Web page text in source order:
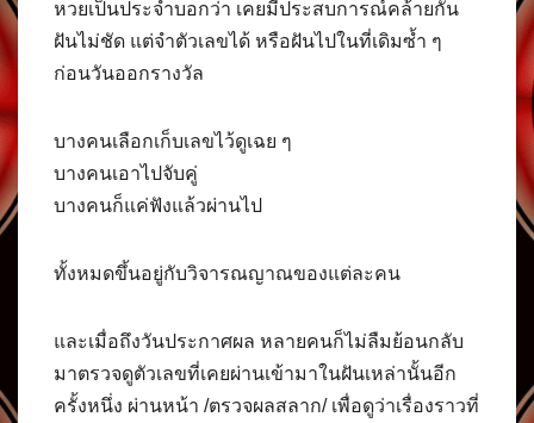
หวยเป็นประจำบอกว่า เคยมีประสบการณ์คล้ายกัน
ฝันไม่ชัด แต่จำตัวเลขได้ หรือฝันไปในที่เดิมซ้ำ ๆ
ก่อนวันออกรางวัล
บางคนเลือกเก็บเลขไว้ดูเฉย ๆ
บางคนเอาไปจับคู่
บางคนก็แค่ฟังแล้วผ่านไป
ทั้งหมดขึ้นอยู่กับวิจารณญาณของแต่ละคน
และเมื่อถึงวันประกาศผล หลายคนก็ไม่ลืมย้อนกลับ
มาตรวจดูตัวเลขที่เคยผ่านเข้ามาในฝันเหล่านั้นอีก
ครั้งหนึ่ง ผ่านหน้า /ตรวจผลสลาก/ เพื่อดูว่าเรื่องราวที่